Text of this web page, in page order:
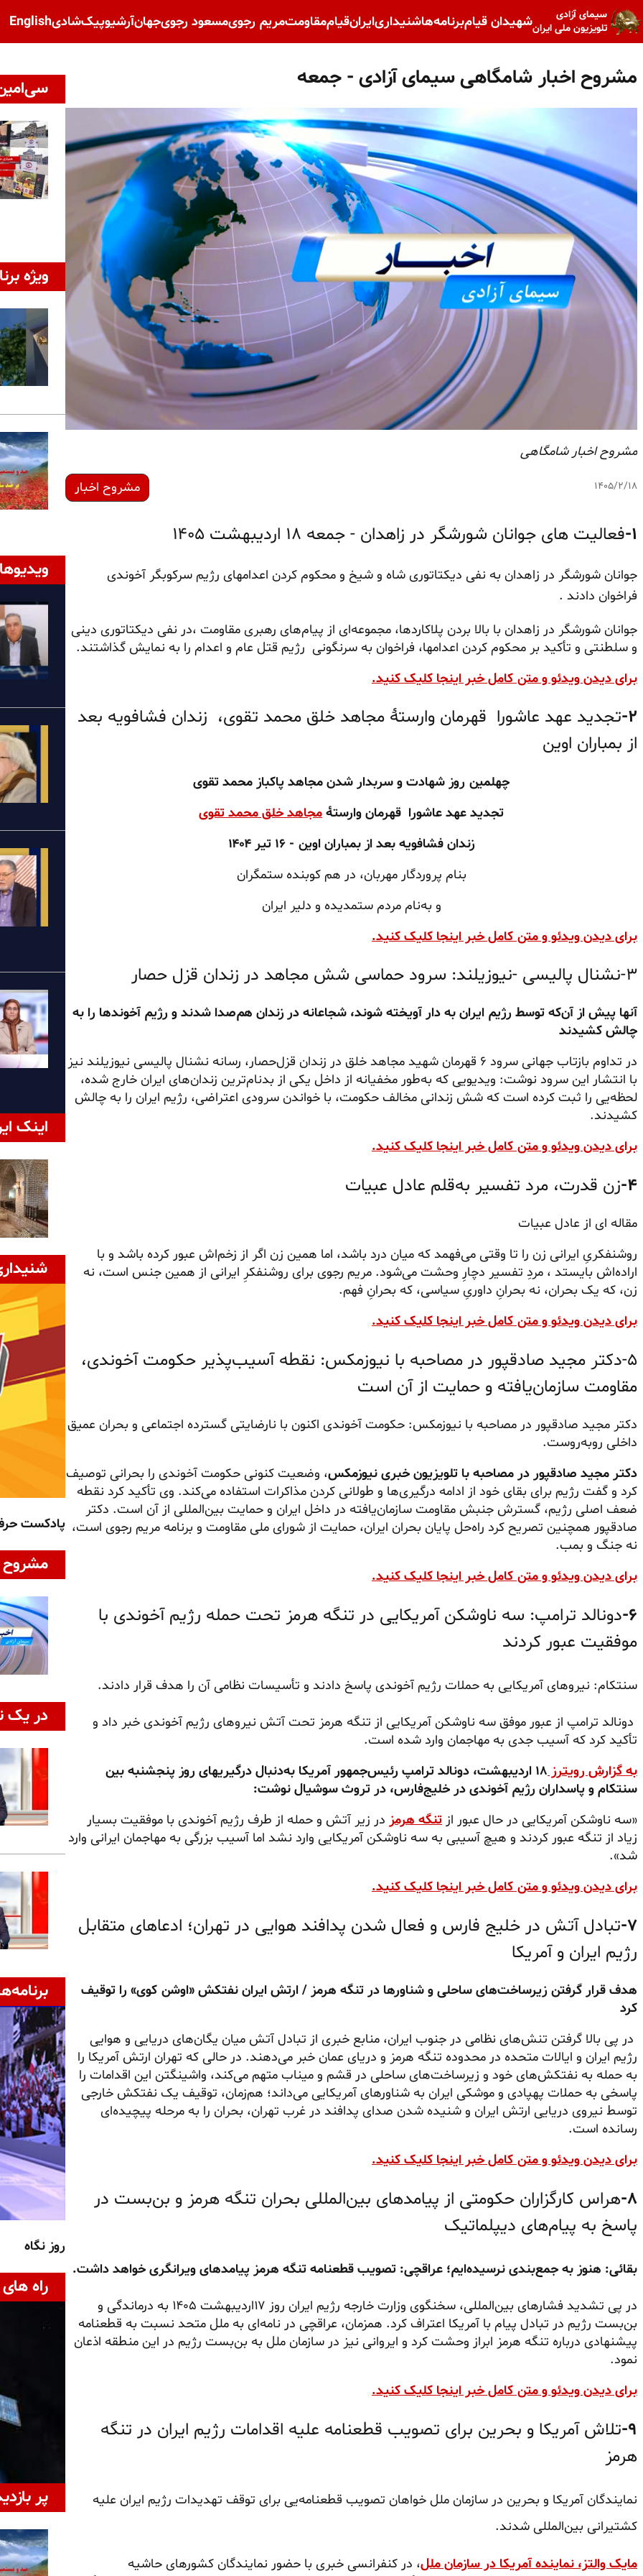
سیمای آزادی
تلویزیون ملی ایرانشهیدان قیامبرنامه‌هاشنیداریایرانقیاممقاومتمریم رجویمسعود رجویجهانآرشیوپیک‌شادیEnglish
مشروح اخبار شامگاهی سیمای آزادی - جمعه
مشروح اخبار شامگاهی
۱۴۰۵/۲/۱۸ مشروح اخبار
۱- فعالیت های جوانان شورشگر در زاهدان - جمعه ۱۸ اردیبهشت ۱۴۰۵
جوانان شورشگر در زاهدان به نفی دیکتاتوری شاه و شیخ و محکوم کردن اعدامهای رژیم سرکوبگر آخوندی
فراخوان دادند .
جوانان شورشگر در زاهدان با بالا بردن پلاکاردها، مجموعه‌ای از پیام‌های رهبری مقاومت ،در نفی دیکتاتوری دینی
و سلطنتی و تأکید بر محکوم کردن اعدامها، فراخوان به سرنگونی رژیم قتل عام و اعدام را به نمایش گذاشتند.
برای دیدن ویدئو و متن کامل خبر اینجا کلیک کنید.
۲- تجدید عهد عاشورا قهرمان وارستهٔ مجاهد خلق محمد تقوی، زندان فشافویه بعد
از بمباران اوین
چهلمین روز شهادت و سربدار شدن مجاهد پاکباز محمد تقوی
تجدید عهد عاشورا قهرمان وارستهٔ مجاهد خلقمحمد تقوی
زندان فشافویه بعد از بمباران اوین - ۱۶ تیر ۱۴۰۴
بنام پروردگار مهربان، در هم کوبنده ستمگران
و به‌نام مردم ستمدیده و دلیر ایران
برای دیدن ویدئو و متن کامل خبر اینجا کلیک کنید.
۳-نشنال پالیسی -نیوزیلند: سرود حماسی شش مجاهد در زندان قزل حصار
آنها پیش از آن‌که توسط رژیم ایران به دار آویخته شوند، شجاعانه در زندان هم‌صدا شدند و رژیم آخوندها را به
چالش کشیدند
در تداوم بازتاب جهانی سرود ۶ قهرمان شهید مجاهد خلق در زندان قزل‌حصار، رسانه نشنال پالیسی نیوزیلند نیز
با انتشار این سرود نوشت: ویدیویی که به‌طور مخفیانه از داخل یکی از بدنام‌ترین زندان‌های ایران خارج شده،
لحظه‌یی را ثبت کرده است که شش زندانی مخالف حکومت، با خواندن سرودی اعتراضی، رژیم ایران را به چالش
کشیدند.
برای دیدن ویدئو و متن کامل خبر اینجا کلیک کنید.
۴- زن قدرت، مرد تفسیر به‌قلم عادل عبیات
مقاله ای از عادل عبیات
روشنفکریِ ایرانی زن را تا وقتی می‌فهمد که میان درد باشد، اما همین زن اگر از زخم‌اش عبور کرده باشد و با
اراده‌اش بایستد ، مردِ تفسیر دچارِ وحشت می‌شود. مریم رجوی برای روشنفکرِ ایرانی از همین جنس است، نه
زن، که یک بحران، نه بحرانِ داوریِ سیاسی، که بحرانِ فهم.
برای دیدن ویدئو و متن کامل خبر اینجا کلیک کنید.
۵-دکتر مجید صادقپور در مصاحبه با نیوزمکس: نقطه آسیب‌پذیر حکومت آخوندی،
مقاومت سازمان‌یافته و حمایت از آن است
دکتر مجید صادقپور در مصاحبه با نیوزمکس: حکومت آخوندی اکنون با نارضایتی گسترده اجتماعی و بحران عمیق
داخلی روبه‌روست.
دکتر مجید صادقپور در مصاحبه با تلویزیون خبری نیوزمکس، وضعیت کنونی حکومت آخوندی را بحرانی توصیف
کرد و گفت رژیم برای بقای خود از ادامه درگیری‌ها و طولانی کردن مذاکرات استفاده می‌کند. وی تأکید کرد نقطه
ضعف اصلی رژیم، گسترش جنبش مقاومت سازمان‌یافته در داخل ایران و حمایت بین‌المللی از آن است. دکتر
صادقپور همچنین تصریح کرد راه‌حل پایان بحران ایران، حمایت از شورای ملی مقاومت و برنامه مریم رجوی است،
نه جنگ و بمب.
برای دیدن ویدئو و متن کامل خبر اینجا کلیک کنید.
۶- دونالد ترامپ: سه ناوشکن آمریکایی در تنگه هرمز تحت حمله رژیم آخوندی با
موفقیت عبور کردند
سنتکام: نیروهای آمریکایی به حملات رژیم آخوندی پاسخ دادند و تأسیسات نظامی آن را هدف قرار دادند.
دونالد ترامپ از عبور موفق سه ناوشکن آمریکایی از تنگه هرمز تحت آتش نیروهای رژیم آخوندی خبر داد و
تأکید کرد که آسیب جدی به مهاجمان وارد شده است.
به گزارش رویترز
۱۸ اردیبهشت، دونالد ترامپ رئیس‌جمهور آمریکا به‌دنبال درگیریهای روز پنجشنبه بین
سنتکام و پاسداران رژیم آخوندی در خلیج‌فارس، در تروث سوشیال نوشت:
«سه ناوشکن آمریکایی در حال عبور از تنگه هرمز در زیر آتش و حمله از طرف رژیم آخوندی با موفقیت بسیار
زیاد از تنگه عبور کردند و هیچ آسیبی به سه ناوشکن آمریکایی وارد نشد اما آسیب بزرگی به مهاجمان ایرانی وارد
شد».
برای دیدن ویدئو و متن کامل خبر اینجا کلیک کنید.
۷- تبادل آتش در خلیج فارس و فعال شدن پدافند هوایی در تهران؛ ادعاهای متقابل
رژیم ایران و آمریکا
هدف قرار گرفتن زیرساخت‌های ساحلی و شناورها در تنگه هرمز / ارتش ایران نفتکش «اوشن کوی» را توقیف
کرد
در پی بالا گرفتن تنش‌های نظامی در جنوب ایران، منابع خبری از تبادل آتش میان یگان‌های دریایی و هوایی
رژیم ایران و ایالات متحده در محدوده تنگه هرمز و دریای عمان خبر می‌دهند. در حالی که تهران ارتش آمریکا را
به حمله به نفتکش‌های خود و زیرساخت‌های ساحلی در قشم و میناب متهم می‌کند، واشینگتن این اقدامات را
پاسخی به حملات پهپادی و موشکی ایران به شناورهای آمریکایی می‌داند؛ هم‌زمان، توقیف یک نفتکش خارجی
توسط نیروی دریایی ارتش ایران و شنیده شدن صدای پدافند در غرب تهران، بحران را به مرحله پیچیده‌ای
رسانده است.
برای دیدن ویدئو و متن کامل خبر اینجا کلیک کنید.
۸- هراس کارگزاران حکومتی از پیامدهای بین‌المللی بحران تنگه هرمز و بن‌بست در
پاسخ به پیام‌های دیپلماتیک
بقائی: هنوز به جمع‌بندی نرسیده‌ایم؛ عراقچی: تصویب قطعنامه تنگه هرمز پیامدهای ویرانگری خواهد داشت.
در پی تشدید فشارهای بین‌المللی، سخنگوی وزارت خارجه رژیم ایران روز ۱۷اردیبهشت ۱۴۰۵ به درماندگی و
بن‌بست رژیم در تبادل پیام با آمریکا اعتراف کرد. همزمان، عراقچی در نامه‌ای به ملل متحد نسبت به قطعنامه
پیشنهادی درباره تنگه هرمز ابراز وحشت کرد و ایروانی نیز در سازمان ملل به بن‌بست رژیم در این منطقه اذعان
نمود.
برای دیدن ویدئو و متن کامل خبر اینجا کلیک کنید.
۹- تلاش آمریکا و بحرین برای تصویب قطعنامه علیه اقدامات رژیم ایران در تنگه
هرمز
نمایندگان آمریکا و بحرین در سازمان ملل خواهان تصویب قطعنامه‌یی برای توقف تهدیدات رژیم ایران علیه
کشتیرانی بین‌المللی شدند.
مایک والتز، نماینده آمریکا در سازمان ملل، در کنفرانسی خبری با حضور نمایندگان کشورهای حاشیه
ویژه
اینک
پادکست
مشروح
در یک
روز نگاه
راه
پر